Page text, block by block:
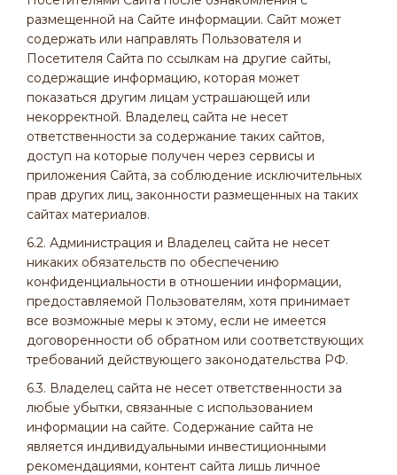
размещенной на Сайте информации. Сайт может
содержать или направлять Пользователя и
Посетителя Сайта по ссылкам на другие сайты,
содержащие информацию, которая может
показаться другим лицам устрашающей или
некорректной. Владелец сайта не несет
ответственности за содержание таких сайтов,
доступ на которые получен через сервисы и
приложения Сайта, за соблюдение исключительных
прав других лиц, законности размещенных на таких
сайтах материалов.
6.2. Администрация и Владелец сайта не несет
никаких обязательств по обеспечению
конфиденциальности в отношении информации,
предоставляемой Пользователям, хотя принимает
все возможные меры к этому, если не имеется
договоренности об обратном или соответствующих
требований действующего законодательства РФ.
6.3. Владелец сайта не несет ответственности за
любые убытки, связанные с использованием
информации на сайте. Содержание сайта не
является индивидуальными инвестиционными
рекомендациями, контент сайта лишь личное